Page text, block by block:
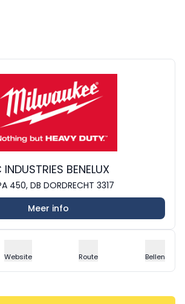
BENELUX
450, DB DORDRECHT 3317
Meer info
Website Route Bellen